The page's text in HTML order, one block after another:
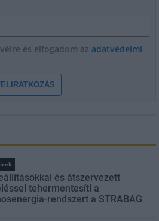
és elfogadom az adatvédelmi
és átszervezett
tehermentesíti a
rendszert a STRABAG